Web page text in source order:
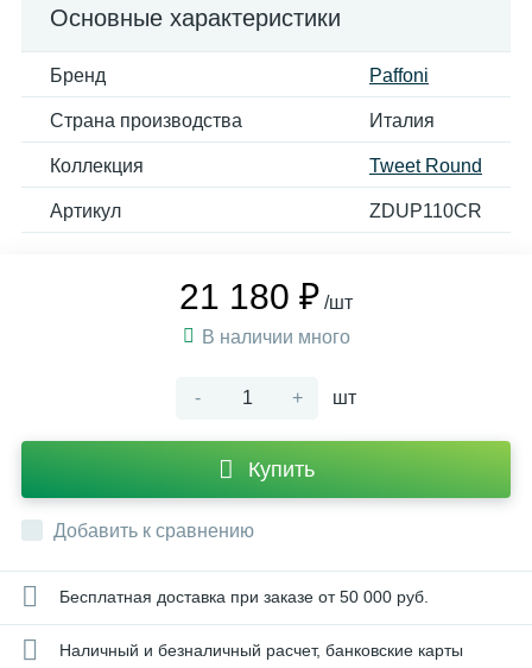
Основные характеристики
Бренд Paffoni
Страна производства Италия
Коллекция Tweet Round
Артикул ZDUP110CR
21 180 ₽ /шт
В наличии много
- + шт
Купить
Добавить к сравнению
Бесплатная доставка при заказе от 50 000 руб.
Наличный и безналичный расчет, банковские карты